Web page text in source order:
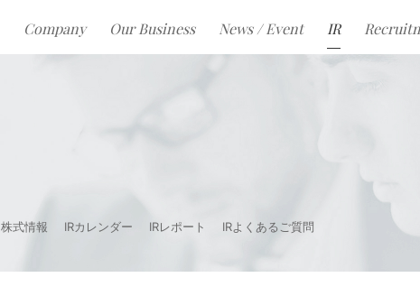
株式情報 IRカレンダー IRレポート IRよくあるご質問
Company Our Business News / Event IR